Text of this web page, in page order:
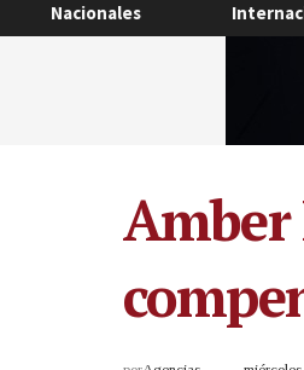
Nacionales
Amber